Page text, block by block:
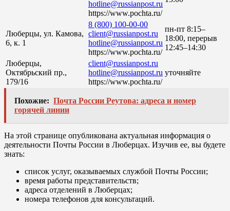
hotline@russianpost.ru
https://www.pochta.ru/
Люберцы, ул. Камова,
6, к. 1
8 (800) 100-00-00
client@russianpost.ru
hotline@russianpost.ru
https://www.pochta.ru/
пн-пт 8:15–
18:00, перерыв
12:45–14:30
Люберцы,
Октябрьский пр.,
179/16
client@russianpost.ru
hotline@russianpost.ru
https://www.pochta.ru/
уточняйте
Похожие: Почта России Реутова: адреса и номер
горячей линии
На этой странице опубликована актуальная информация о
деятельности Почты России в Люберцах. Изучив ее, вы будете
знать:
список услуг, оказываемых службой Почты России;
время работы представительств;
адреса отделений в Люберцах;
номера телефонов для консультаций.